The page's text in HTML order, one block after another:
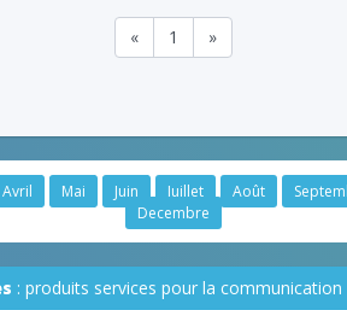
« 1 »
Avril Mai Juin Juillet Août
Decembre
: produits services pour la